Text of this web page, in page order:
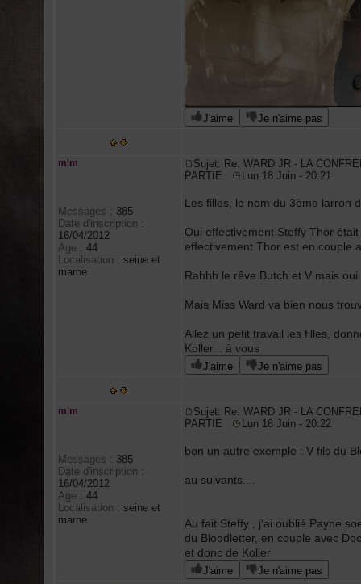
J'aime Je n'aime pas
m'm
Messages : 385
Date d'inscription :
16/04/2012
Age : 44
Localisation : seine et
marne
Sujet: Re: WARD JR - LA
PARTIE
Lun 18 Juin - 20:21
Les filles, le nom du 3ème larron
Oui effectivement Steffy Thor
effectivement Thor est en couple
Rahhh le rêve Butch et V mais
Mais Miss Ward va bien nous
Allez un petit travail les filles,
Koller... à vous
J'aime Je n'aime pas
m'm
Messages : 385
Date d'inscription :
16/04/2012
Age : 44
Localisation : seine et
marne
Sujet: Re: WARD JR - LA
PARTIE
Lun 18 Juin - 20:22
bon un autre exemple : V fils du
au suivants....
Au fait Steffy , j'ai oublié Payne
du Bloodletter, en couple avec
et donc de Koller
J'aime Je n'aime pas